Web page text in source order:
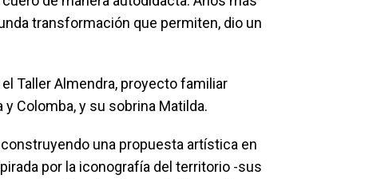
transformación que permiten, dio un
Taller Almendra, proyecto familiar
Colomba, y su sobrina Matilda.
una propuesta artística en
por la iconografía del territorio -sus